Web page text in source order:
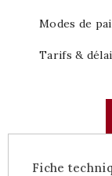
Modes de
Tarifs &
Fiche